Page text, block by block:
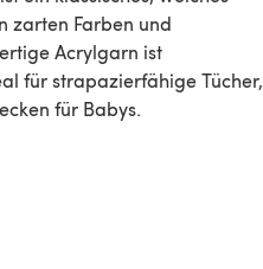
zarten Farben und
Acrylgarn ist
für strapazierfähige Tücher,
für Babys.